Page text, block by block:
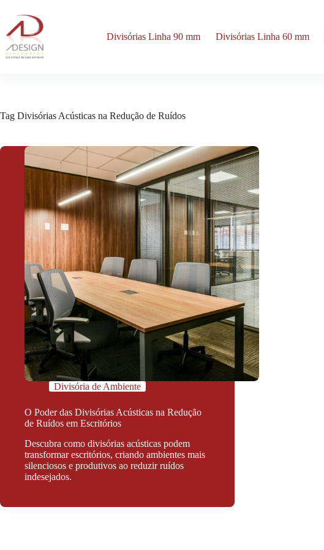
conteúdo
Divisórias Linha 90 mm Divisórias Linha 60 mm
Tag Divisórias Acústicas na Redução de Ruídos
Divisória de Ambiente
O Poder das Divisórias Acústicas na Redução
de Ruídos em Escritórios
Descubra como divisórias acústicas podem
transformar escritórios, criando ambientes mais
silenciosos e produtivos ao reduzir ruídos
indesejados.